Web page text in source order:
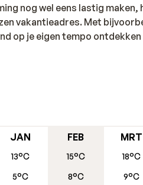
nog wel eens lastig
vakantieadres. Met
op je eigen tempo
dag in 1982, toen de
dansten arm in arm
was het echter het
algauw op de
als Navagio Beach –
JAN
13°C
5°C
FEB
15°C
8°C
MRT
18°C
9°C